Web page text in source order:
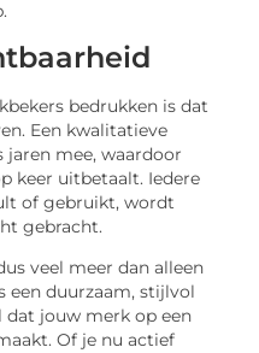
bedrukken is dat
Een kwalitatieve
jaren mee, waardoor
keer uitbetaalt. Iedere
of gebruikt, wordt
gebracht.
veel meer dan alleen
een duurzaam, stijlvol
jouw merk op een
Of je nu actief